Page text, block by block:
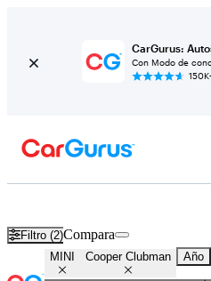
CarGurus:
Con Modo de
Filtro (2)Compara
MINI Cooper Clubman Año